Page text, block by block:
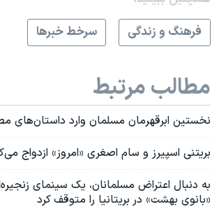
فرهنگ و زندگی
سرخط خبرها
مطالب مرتبط
نخستین ابرقهرمان مسلمان وارد داستان‌های
بریتنی اسپیرز و سام اصغری «امروز» ازدواج
به دنبال اعتراض مسلمانان، یک سینمای
«بانوی بهشت» در بریتانیا را متوقف کرد